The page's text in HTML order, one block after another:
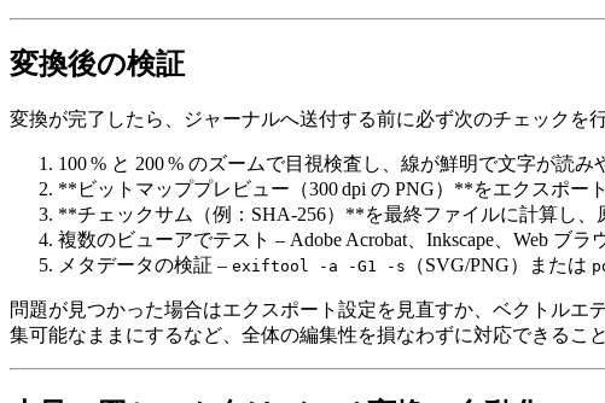
変換後の検証
変換が完了したら、ジャーナルへ送付する前に必ず次のチェックを
100 % と 200 % のズームで目視検査 し、線が鮮明で文字が読み
**ビットマッププレビュー（300 dpi の PNG）**をエクスポー
**チェックサム（例：SHA‑256）**を最終ファイルに計算し
複数のビューアでテスト – Adobe Acrobat、Inkscape、Web ブ
メタデータの検証 – exiftool -a -G1 -s （SVG/PNG）または
問題が見つかった場合はエクスポート設定を見直すか、ベクトル
集可能なままにするなど、全体の編集性を損なわずに対応できるこ